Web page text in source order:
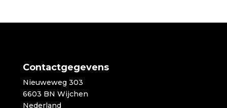
€1.398,00
Contactgegevens
Nieuweweg 303
6603 BN Wijchen
Nederland